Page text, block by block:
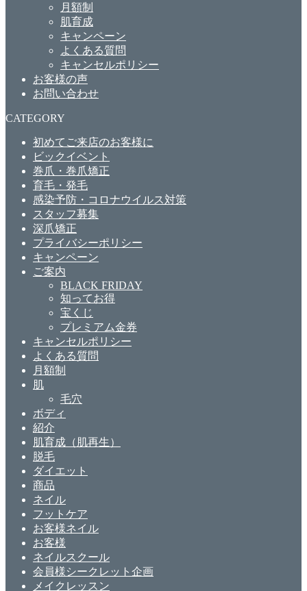
月額制
肌育成
キャンペーン
よくある質問
キャンセルポリシー
お客様の声
お問い合わせ
CATEGORY
初めてご来店のお客様に
ビックイベント
巻爪・巻爪矯正
育毛・発毛
感染予防・コロナウイルス対策
スタッフ募集
深爪矯正
プライバシーポリシー
キャンペーン
ご案内
BLACK FRIDAY
知ってお得
宝くじ
プレミアム金券
キャンセルポリシー
よくある質問
月額制
肌
毛穴
ボディ
紹介
肌育成（肌再生）
脱毛
ダイエット
商品
ネイル
フットケア
お客様ネイル
お客様
ネイルスクール
会員様シークレット企画
メイクレッスン